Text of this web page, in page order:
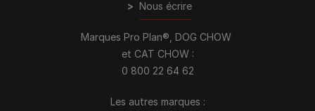
> Nous écrire
Marques Pro Plan®, DOG CHOW
et CAT CHOW :
0 800 22 64 62
Les autres marques :​